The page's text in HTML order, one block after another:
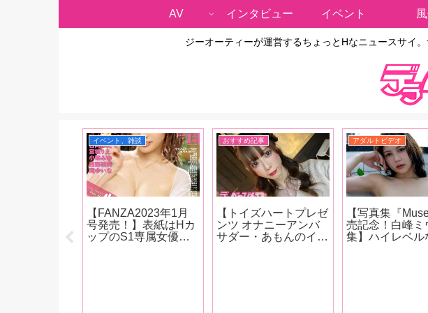
ジーオーティーが運営するちょっとHなニュースサイ
AV インタビュー イベント
ー】「いろ
イベント、雑談
【FANZA2023年1月
号発売！】表紙はHカ
ップのS1専属女優・
おすすめ記事
【トイズハートプレゼ
ンツ オナニーアンバ
サダー・あもんのイク
アダルトビデオ
【写真集『
売記念！白峰ミ
集】ハイレベル